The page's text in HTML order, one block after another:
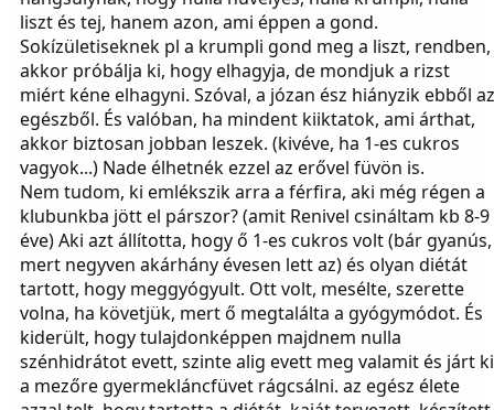
liszt és tej, hanem azon, ami éppen a gond.
Sokízületiseknek pl a krumpli gond meg a liszt, rendben,
akkor próbálja ki, hogy elhagyja, de mondjuk a rizst
miért kéne elhagyni. Szóval, a józan ész hiányzik ebből az
egészből. És valóban, ha mindent kiiktatok, ami árthat,
akkor biztosan jobban leszek. (kivéve, ha 1-es cukros
vagyok...) Nade élhetnék ezzel az erővel füvön is.
Nem tudom, ki emlékszik arra a férfira, aki még régen a
klubunkba jött el párszor? (amit Renivel csináltam kb 8-9
éve) Aki azt állította, hogy ő 1-es cukros volt (bár gyanús,
mert negyven akárhány évesen lett az) és olyan diétát
tartott, hogy meggyógyult. Ott volt, mesélte, szerette
volna, ha követjük, mert ő megtalálta a gyógymódot. És
kiderült, hogy tulajdonképpen majdnem nulla
szénhidrátot evett, szinte alig evett meg valamit és járt ki
a mezőre gyermekláncfüvet rágcsálni. az egész élete